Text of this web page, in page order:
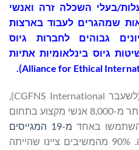
בעלי השכלה זרה ואנשי
שמהגרים לעבוד בארצות
גבוהים לחברות גיוס
גיוס בינלאומיות אתיות
הברית, חטיבה של TruMerit (לשעבר CGFNS International),
ערכה בשנת 2024 סקר בקרב יותר מ-8,000 אנשי מקצוע בתחום
באחד
מ-19 המגייסים
שלה. 90% מהמשיבים ציינו שהייתה